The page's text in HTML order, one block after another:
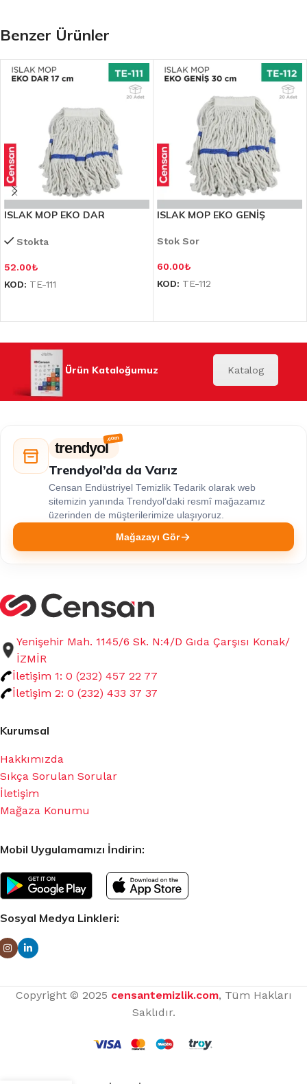
Benzer Ürünler
ISLAK MOP EKO DAR
Stokta
52.00₺
KOD: TE-111
ISLAK MOP EKO GENİŞ
Stok Sor
60.00₺
KOD: TE-112
Ürün Kataloğumuz Katalog
trendyol
Trendyol’da da Varız
Censan Endüstriyel Temizlik Tedarik olarak web
sitemizin yanında Trendyol’daki resmî mağazamız
üzerinden de müşterilerimize ulaşıyoruz.
Mağazayı Gör
Yenişehir Mah. 1145/6 Sk. N:4/D Gıda Çarşısı Konak/
İZMİR
İletişim 1: 0 (232) 457 22 77
İletişim 2: 0 (232) 433 37 37
Kurumsal
Hakkımızda
Sıkça Sorulan Sorular
İletişim
Mağaza Konumu
Mobil Uygulamamızı İndirin:
Sosyal Medya Linkleri:
Copyright © 2025 censantemizlik.com, Tüm Hakları
Saklıdır.